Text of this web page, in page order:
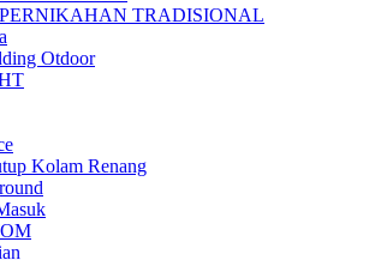
TRADISIONAL
Otdoor
Kolam Renang